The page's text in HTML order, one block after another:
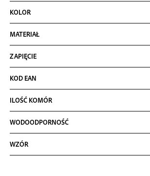
KOLOR
MATERIAŁ
ZAPIĘCIE
KOD EAN
ILOŚĆ KOMÓR
WODOODPORNOŚĆ
WZÓR